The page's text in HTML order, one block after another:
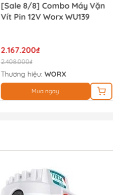
[Sale 8/8] Combo Máy Vặn
Vít Pin 12V Worx WU139
2.167.200₫
2.408.000₫
Thương hiệu:WORX
Mua ngay